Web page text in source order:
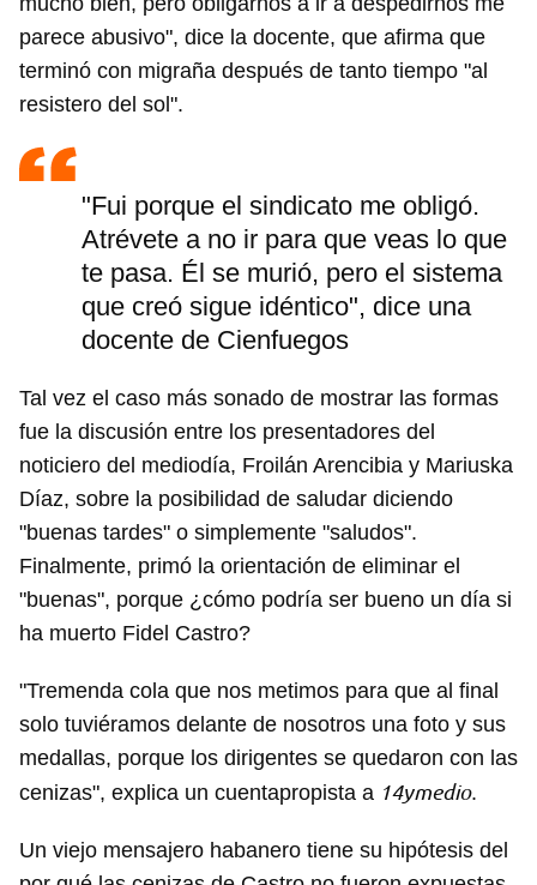
parece abusivo", dice la docente, que afirma que
terminó con migraña después de tanto tiempo "al
resistero del sol".
"Fui porque el sindicato me obligó.
Atrévete a no ir para que veas lo que
te pasa. Él se murió, pero el sistema
que creó sigue idéntico", dice una
docente de Cienfuegos
Tal vez el caso más sonado de mostrar las formas
fue la discusión entre los presentadores del
noticiero del mediodía, Froilán Arencibia y Mariuska
Díaz, sobre la posibilidad de saludar diciendo
"buenas tardes" o simplemente "saludos".
Finalmente, primó la orientación de eliminar el
"buenas", porque ¿cómo podría ser bueno un día si
ha muerto Fidel Castro?
"Tremenda cola que nos metimos para que al final
solo tuviéramos delante de nosotros una foto y sus
medallas, porque los dirigentes se quedaron con las
cenizas", explica un cuentapropista a 14ymedio.
Un viejo mensajero habanero tiene su hipótesis del